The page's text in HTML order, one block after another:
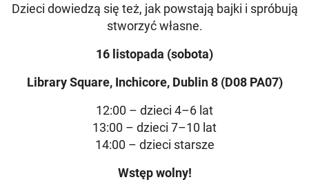
Dzieci dowiedzą się też, jak powstają bajki i spróbują
stworzyć własne.
16 listopada (sobota)
Library Square, Inchicore, Dublin 8 (D08 PA07)
12:00 – dzieci 4–6 lat
13:00 – dzieci 7–10 lat
14:00 – dzieci starsze
Wstęp wolny!